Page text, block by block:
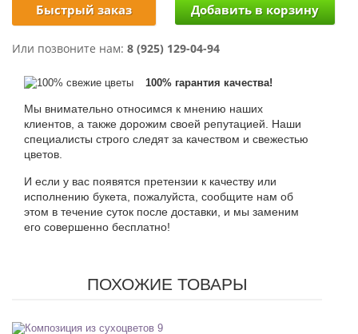
Быстрый заказ
Или позвоните нам: 8 (925) 129-04-94
100% гарантия качества!
Мы внимательно относимся к мнению наших
клиентов, а также дорожим своей репутацией. Наши
специалисты строго следят за качеством и свежестью
цветов.
И если у вас появятся претензии к качеству или
исполнению букета, пожалуйста, сообщите нам об
этом в течение суток после доставки, и мы заменим
его совершенно бесплатно!
ПОХОЖИЕ ТОВАРЫ